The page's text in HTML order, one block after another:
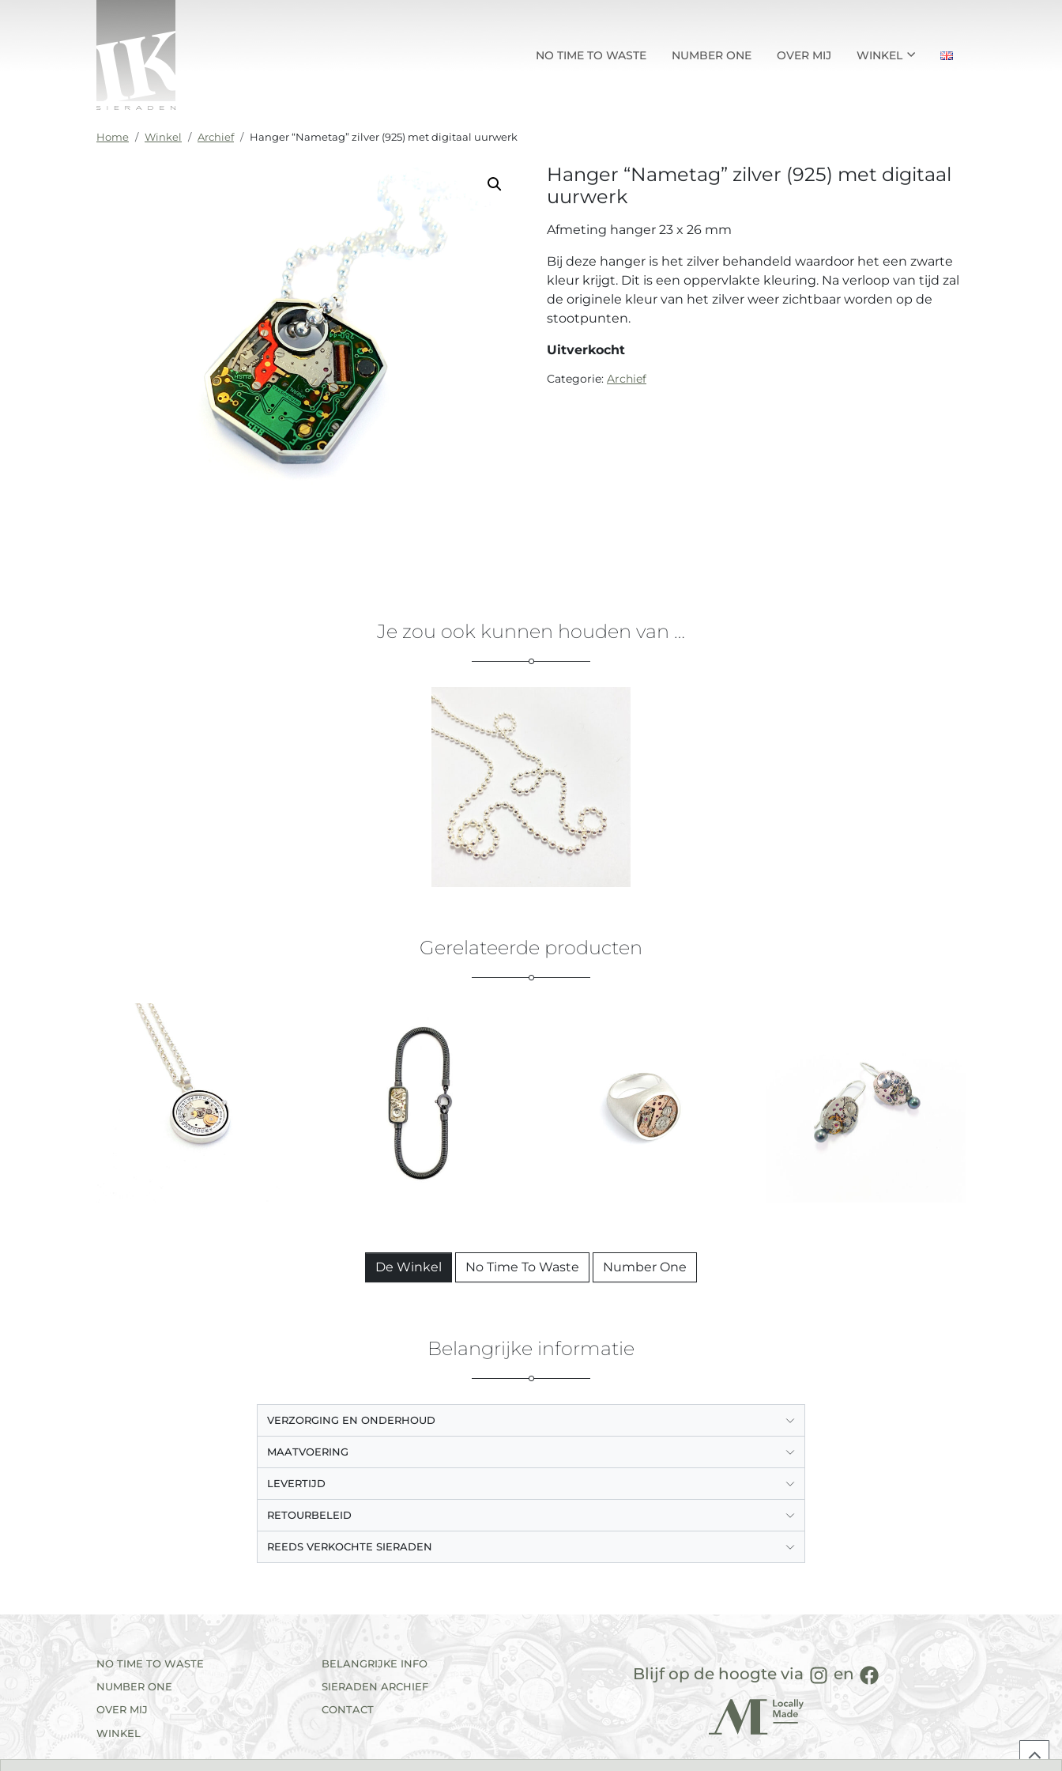
NO TIME TO WASTE NUMBER ONE OVER MIJ WINKEL
Home Winkel Archief Hanger “Nametag” zilver (925) met digitaal uurwerk
Hanger “Nametag” zilver (925) met digitaal
uurwerk
Afmeting hanger 23 x 26 mm
Bij deze hanger is het zilver behandeld waardoor het een zwarte
kleur krijgt. Dit is een oppervlakte kleuring. Na verloop van tijd zal
de originele kleur van het zilver weer zichtbaar worden op de
stootpunten.
Uitverkocht
Categorie: Archief
Je zou ook kunnen houden van …
€79,00
Gerelateerde producten
De Winkel No Time To Waste Number One
Belangrijke informatie
VERZORGING EN ONDERHOUD
MAATVOERING
LEVERTIJD
RETOURBELEID
REEDS VERKOCHTE SIERADEN
NO TIME TO WASTE
NUMBER ONE
OVER MIJ
WINKEL
BELANGRIJKE INFO
SIERADEN ARCHIEF
CONTACT
Blijf op de hoogte via en